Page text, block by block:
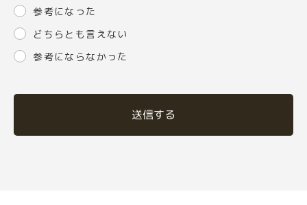
参考になった
どちらとも言えない
参考にならなかった
送信する